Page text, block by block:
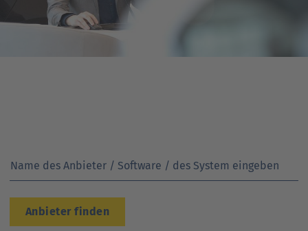
Name des Anbieter / Software / des System eingeben
Anbieter finden